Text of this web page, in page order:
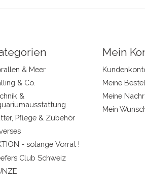
& Meer
& Co.
&
Pflege & Zubehör
- solange Vorrat !
Club Schweiz
Mein
Meine
Meine
Mein